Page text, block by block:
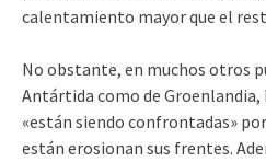
calentamiento mayor que el
No obstante, en muchos otros
Antártida como de
«están siendo confrontadas»
están erosionan sus frentes.